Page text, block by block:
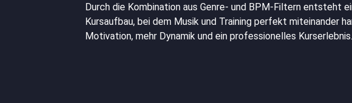
Durch die Kombination aus Genre- und BPM-Filtern entsteht
Kursaufbau, bei dem Musik und Training perfekt miteinander
Motivation, mehr Dynamik und ein professionelles Kurserlebnis.